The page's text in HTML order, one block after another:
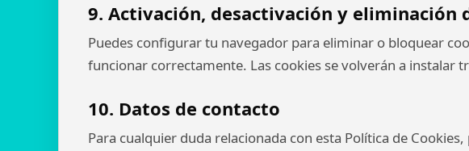
9. Activación, desactivación y eliminación
Puedes configurar tu navegador para eliminar o bloquear
funcionar correctamente. Las cookies se volverán a
10. Datos de contacto
Para cualquier duda relacionada con esta Política de